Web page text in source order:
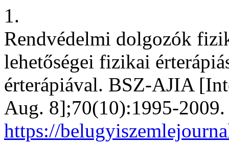
1.
Rendvédelmi dolgozók
lehetőségei fizikai
érterápiával. BSZ-AJIA
Aug. 8];70(10):1995-
https://